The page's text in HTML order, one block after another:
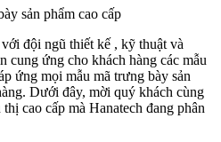
đội ngũ thiết kế , kỹ thuật và
cung ứng cho khách hàng các mẫu
ứng mọi mẫu mã trưng bày sản
Dưới đây, mời quý khách cùng
cao cấp mà Hanatech đang phân